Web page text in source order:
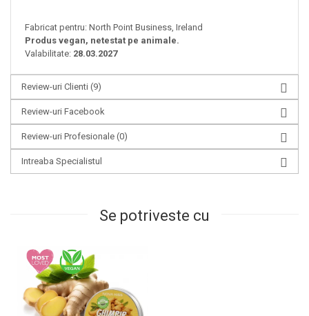
Fabricat pentru: North Point Business, Ireland
Produs vegan, netestat pe animale.
Valabilitate: 28.03.2027
Review-uri Clienti (9)
Review-uri Facebook
Review-uri Profesionale (0)
Intreaba Specialistul
Se potriveste cu